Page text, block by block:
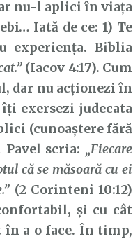
nu-l aplici în viața
Iată de ce: 1) Te
experiența. Biblia
(Iacov 4:17). Cum
dar nu acționezi în
exersezi judecata
(cunoaștere fără
scria: „Fiecare
că se măsoară cu ei
(2 Corinteni 10:12)
și cu cât
a o face. În timp,